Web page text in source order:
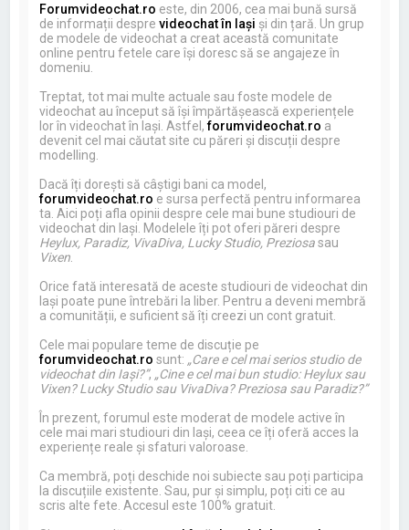
Forumvideochat.ro este, din 2006, cea mai bună sursă
de informații desprevideochat în Iași și din țară. Un grup
de modele de videochat a creat această comunitate
online pentru fetele care își doresc să se angajeze în
domeniu.
Treptat, tot mai multe actuale sau foste modele de
videochat au început să își împărtășească experiențele
lor în videochat în Iași. Astfel,forumvideochat.ro a
devenit cel mai căutat site cu păreri și discuții despre
modelling.
Dacă îți dorești să câștigi bani ca model,
forumvideochat.ro e sursa perfectă pentru informarea
ta. Aici poți afla opinii despre cele mai bune studiouri de
videochat din Iași. Modelele îți pot oferi păreri despre
Heylux, Paradiz, VivaDiva, Lucky Studio, Preziosasau
Vixen
Orice fată interesată de aceste studiouri de videochat din
Iași poate pune întrebări la liber. Pentru a deveni membră
a comunității, e suficient să îți creezi un cont gratuit.
Cele mai populare teme de discuție pe
forumvideochat.ro sunt: „Care e cel mai serios studio de
videochat din Iași?”, „Cine e cel mai bun studio: Heylux sau
Vixen? Lucky Studio sau VivaDiva? Preziosa sau Paradiz?”
În prezent, forumul este moderat de modele active în
cele mai mari studiouri din Iași, ceea ce îți oferă acces la
experiențe reale și sfaturi valoroase.
Ca membră, poți deschide noi subiecte sau poți participa
la discuțiile existente. Sau, pur și simplu, poți citi ce au
scris alte fete. Accesul este 100% gratuit.